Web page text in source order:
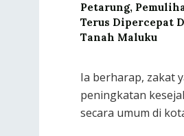
Petarung,
Terus Dipercepat
Tanah Maluku
Ia berharap, zakat
peningkatan
secara umum di